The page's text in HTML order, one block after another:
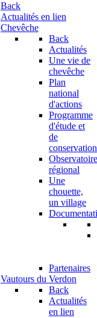
Back
Actualités en lien
Chevêche
Back
Actualités
Une vie de
chevêche
Plan
national
d'actions
Programme
d'étude et
de
conservation
Observatoire
régional
Une
chouette,
un village
Partenaires
Vautours du Verdon
Back
Actualités
en lien